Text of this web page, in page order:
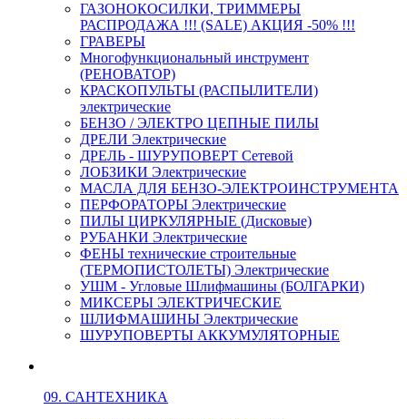
ГАЗОНОКОСИЛКИ, ТРИММЕРЫ
РАСПРОДАЖА !!! (SALE) АКЦИЯ -50% !!!
ГРАВЕРЫ
Многофункциональный инструмент
(РЕНОВАТОР)
КРАСКОПУЛЬТЫ (РАСПЫЛИТЕЛИ)
электрические
БЕНЗО / ЭЛЕКТРО ЦЕПНЫЕ ПИЛЫ
ДРЕЛИ Электрические
ДРЕЛЬ - ШУРУПОВЕРТ Сетевой
ЛОБЗИКИ Электрические
МАСЛА ДЛЯ БЕНЗО-ЭЛЕКТРОИНСТРУМЕНТА
ПЕРФОРАТОРЫ Электрические
ПИЛЫ ЦИРКУЛЯРНЫЕ (Дисковые)
РУБАНКИ Электрические
ФЕНЫ технические строительные
(ТЕРМОПИСТОЛЕТЫ) Электрические
УШМ - Угловые Шлифмашины (БОЛГАРКИ)
МИКСЕРЫ ЭЛЕКТРИЧЕСКИЕ
ШЛИФМАШИНЫ Электрические
ШУРУПОВЕРТЫ АККУМУЛЯТОРНЫЕ
09. САНТЕХНИКА